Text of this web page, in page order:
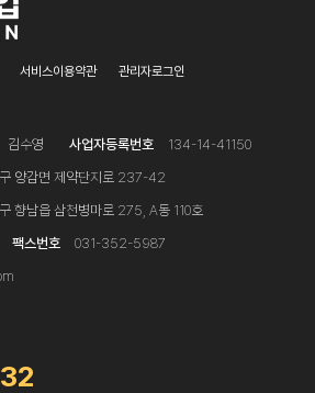
서비스이용약관 관리자로그인
김수영 사업자등록번호
134-14-41150
양감면 제약단지로 237-42
향남읍 삼천병마로 275, A동 110호
팩스번호
031-352-5987